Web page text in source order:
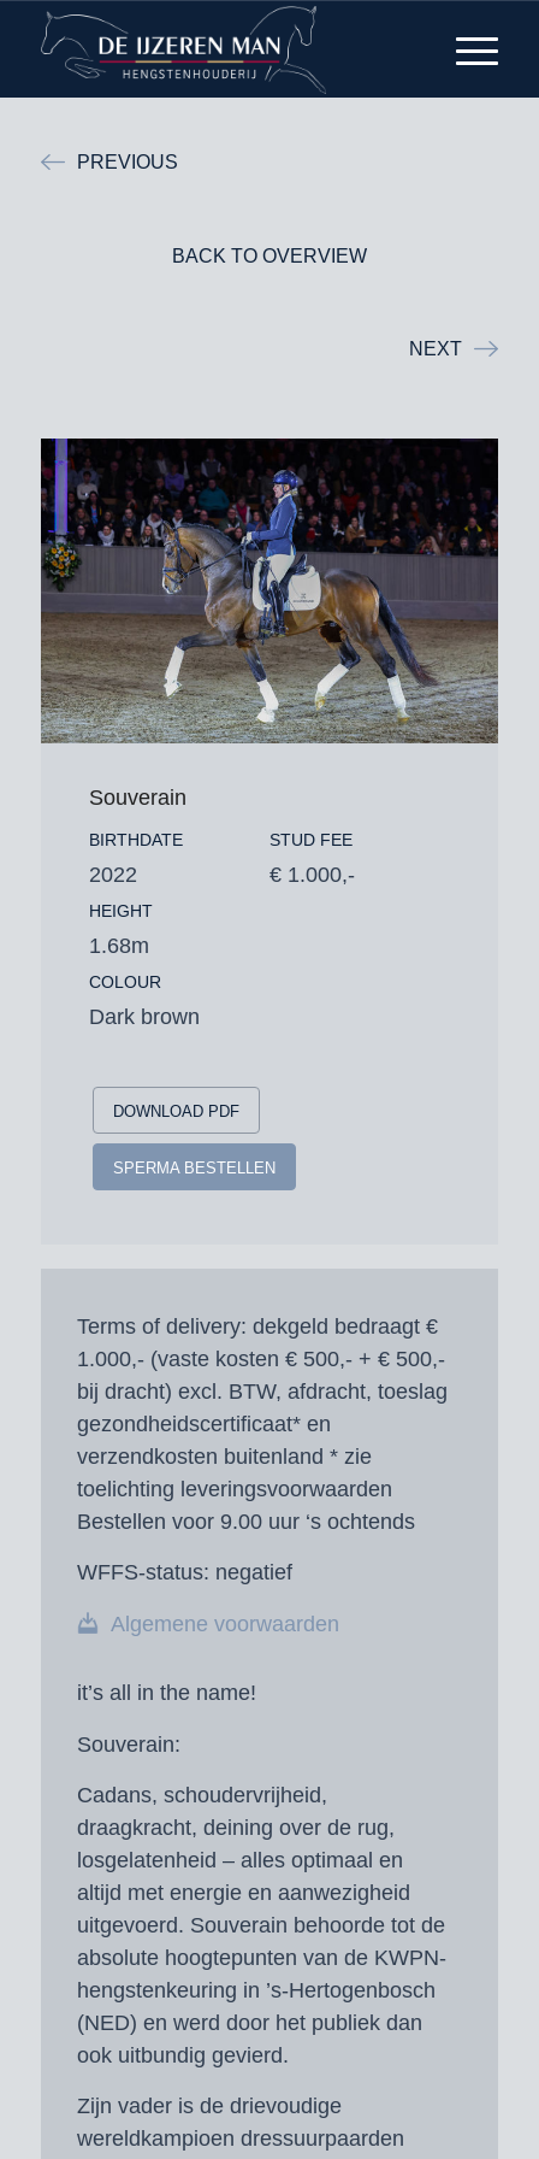
PREVIOUS
BACK TO OVERVIEW
NEXT
Souverain
BIRTHDATE
2022
HEIGHT
1.68m
COLOUR
Dark brown
STUD FEE
€ 1.000,-
DOWNLOAD PDF
SPERMA BESTELLEN
Terms of delivery: dekgeld bedraagt €
1.000,- (vaste kosten € 500,- + € 500,-
bij dracht) excl. BTW, afdracht, toeslag
gezondheidscertificaat* en
verzendkosten buitenland * zie
toelichting leveringsvoorwaarden
Bestellen voor 9.00 uur ‘s ochtends
WFFS-status: negatief
Algemene voorwaarden
it’s all in the name!
Souverain:
Cadans, schoudervrijheid,
draagkracht, deining over de rug,
losgelatenheid – alles optimaal en
altijd met energie en aanwezigheid
uitgevoerd. Souverain behoorde tot de
absolute hoogtepunten van de KWPN-
hengstenkeuring in ’s-Hertogenbosch
(NED) en werd door het publiek dan
ook uitbundig gevierd.
Zijn vader is de drievoudige
wereldkampioen dressuurpaarden